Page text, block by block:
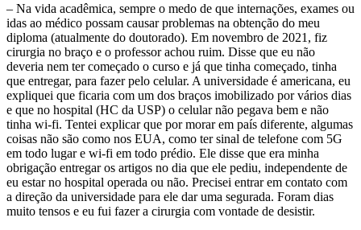
– Na vida acadêmica, sempre o medo de que internações, exames ou
idas ao médico possam causar problemas na obtenção do meu
diploma (atualmente do doutorado). Em novembro de 2021, fiz
cirurgia no braço e o professor achou ruim. Disse que eu não
deveria nem ter começado o curso e já que tinha começado, tinha
que entregar, para fazer pelo celular. A universidade é americana, eu
expliquei que ficaria com um dos braços imobilizado por vários dias
e que no hospital (HC da USP) o celular não pegava bem e não
tinha wi-fi. Tentei explicar que por morar em país diferente, algumas
coisas não são como nos EUA, como ter sinal de telefone com 5G
em todo lugar e wi-fi em todo prédio. Ele disse que era minha
obrigação entregar os artigos no dia que ele pediu, independente de
eu estar no hospital operada ou não. Precisei entrar em contato com
a direção da universidade para ele dar uma segurada. Foram dias
muito tensos e eu fui fazer a cirurgia com vontade de desistir.